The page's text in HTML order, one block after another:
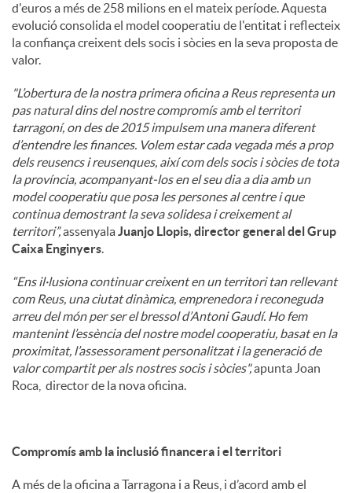
d'euros a més de 258 milions en el mateix període. Aquesta
evolució consolida el model cooperatiu de l'entitat i reflecteix
la confiança creixent dels socis i sòcies en la seva proposta de
valor.
"L’obertura de la nostra primera oficina a Reus representa un
pas natural dins del nostre compromís amb el territori
tarragoní, on des de 2015 impulsem una manera diferent
d’entendre les finances. Volem estar cada vegada més a prop
dels reusencs i reusenques, així com dels socis i sòcies de tota
la província, acompanyant-los en el seu dia a dia amb un
model cooperatiu que posa les persones al centre i que
continua demostrant la seva solidesa i creixement al
territori”,assenyalaJuanjo Llopis, director general del Grup
Caixa Enginyers.
“Ens il·lusiona continuar creixent en un territori tan rellevant
com Reus, una ciutat dinàmica, emprenedora i reconeguda
arreu del món per ser el bressol d’Antoni Gaudí. Ho fem
mantenint l’essència del nostre model cooperatiu, basat en la
proximitat, l’assessorament personalitzat i la generació de
valor compartit per als nostres socis i sòcies",apunta Joan
Roca, director de la nova oficina.
Compromís amb la inclusió financera i el territori
A més de la oficina a Tarragona i a Reus, i d’acord amb el